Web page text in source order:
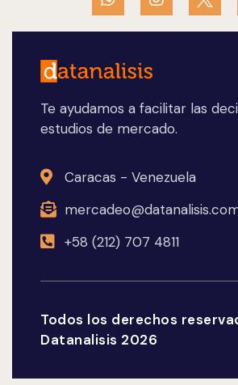
Te ayudamos a facilitar las
estudios de mercado.
Caracas - Venezuela
+58 (212) 707 4811
Todos los derechos
Datanalisis 2026